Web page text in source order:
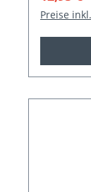
Preise